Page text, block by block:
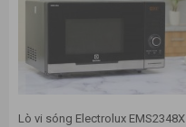
Lò vi sóng Electrolux EMS2348X